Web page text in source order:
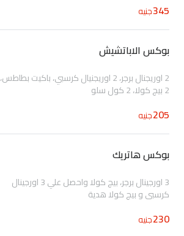
345جنيه
بوكس الاباتشيش
2 اوريجنال برجر، 2 اوريجنيال كرسبي، باكيت بطاطس،
2 بيج كولا، 2 كول سلو
205جنيه
بوكس هاتريك
3 اورجينال برجر، بيج كولا واحصل علي 3 اورجينال
كرسبي و بيج كولا هدية
230جنيه